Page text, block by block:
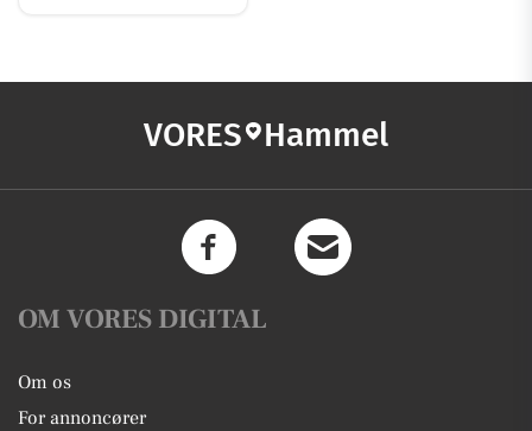
VORES Hammel
OM VORES DIGITAL
Om os
For annoncører